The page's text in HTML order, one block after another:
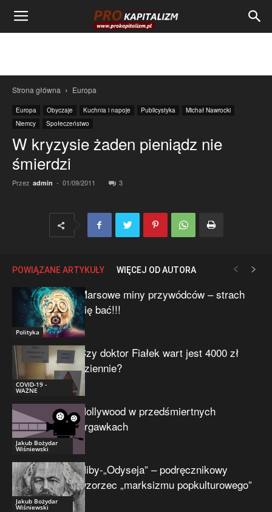
Strona główna Europa
Europa Obyczaje Kuchnia i napoje Publicystyka
Michał Nawrocki
Niemcy
Społeczeństwo
W kryzysie żaden pieniądz nie
śmierdzi
Przez admin - 01/09/2011 3
POWIĄZANE ARTYKUŁY WIĘCEJ OD AUTORA
Polityka
Marsowe miny przywódców – strach
się bać!!!
COVID-19 -
WAŻNE
Czy doktor Fiałek wart jest 4000 zł
dziennie?
Jakub Bożydar
Wiśniewski
Hollywood w przedśmiertnych
drgawkach
Jakub Bożydar
Wiśniewski
Niby-„Odyseja” – podręcznikowy
wzorzec „marksizmu popkulturowego”